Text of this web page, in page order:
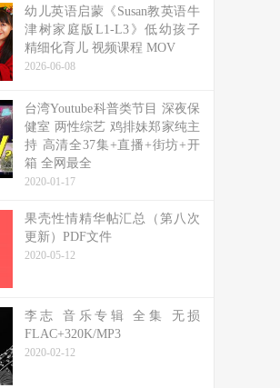
幼儿英语启蒙《Susan教英语牛
津树家庭版L1-L3》低幼孩子
精细化育儿 视频课程 MOV
2026-06-08
台湾Youtube科普类节目 深夜保
健室 两性综艺 鸡排妹郑家纯主
持 高清全37集+直播+街坊+开
箱 全网最全
2020-01-17
果壳性情精华帖汇总（第八次
更新）PDF文件
2020-05-12
李志 音乐专辑 全集 无损
FLAC+320K/MP3
2020-02-12